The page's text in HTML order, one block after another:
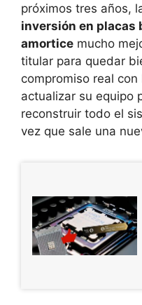
próximos tres años,
inversión en placas
amortice mucho
titular para quedar
compromiso real
actualizar su equipo
reconstruir todo el
vez que sale una